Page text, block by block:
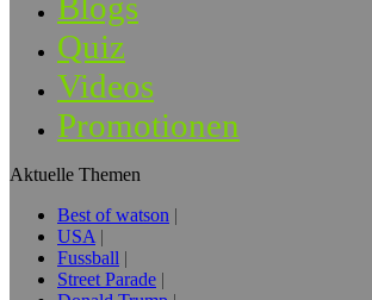
Quiz
Videos
Promotionen
Aktuelle Themen
Best of watson
USA
Fussball
Street Parade